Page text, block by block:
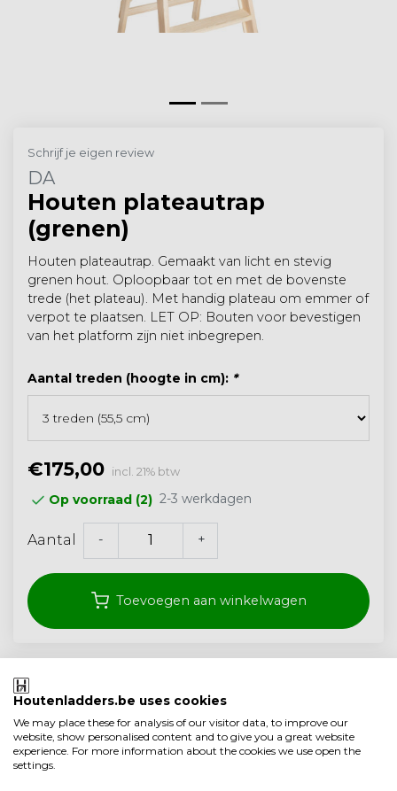
Schrijf je eigen review
DA
Houten plateautrap
(grenen)
Houten plateautrap. Gemaakt van licht en stevig
grenen hout. Oploopbaar tot en met de bovenste
trede (het plateau). Met handig plateau om emmer of
verpot te plaatsen. LET OP: Bouten voor bevestigen
van het platform zijn niet inbegrepen.
Aantal treden (hoogte in cm): *
€175,00 incl. 21% btw
Op voorraad (2) 2-3 werkdagen
Aantal - +
Toevoegen aan winkelwagen
Gratis verzonden vanaf 250,- (<40 kg)
Ambachtelijke kwaliteit uit Nederland
Toevoegen aan vergelijking
Houtenladders.be uses cookies
We may place these for analysis of our visitor data, to improve our
website, show personalised content and to give you a great website
experience. For more information about the cookies we use open the
settings.